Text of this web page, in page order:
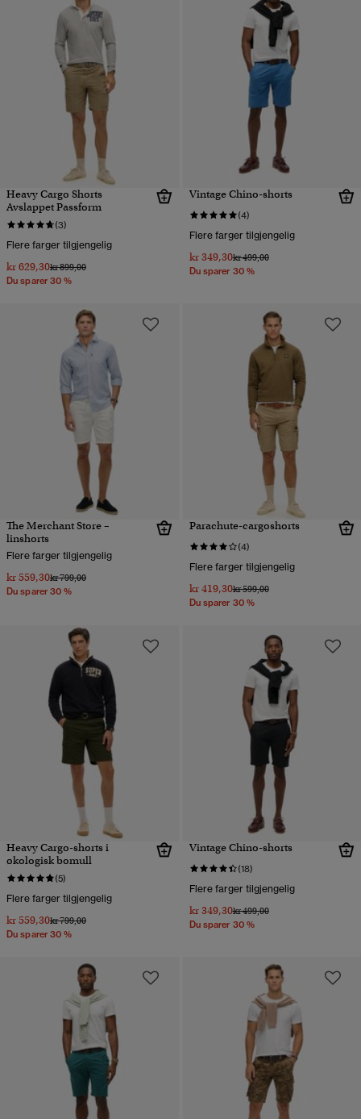
Heavy Cargo Shorts
Avslappet Passform
(3)
Flere farger tilgjengelig
kr 629,30Pris nedsatt fra
kr 899,00til
Du sparer 30 %
Vintage Chino-shorts
(4)
Flere farger tilgjengelig
kr 349,30Pris nedsatt fra
kr 499,00til
Du sparer 30 %
The Merchant Store –
linshorts
Flere farger tilgjengelig
kr 559,30Pris nedsatt fra
kr 799,00til
Du sparer 30 %
Parachute-cargoshorts
(4)
Flere farger tilgjengelig
kr 419,30Pris nedsatt fra
kr 599,00til
Du sparer 30 %
Heavy Cargo-shorts i
økologisk bomull
(5)
Flere farger tilgjengelig
kr 559,30Pris nedsatt fra
kr 799,00til
Du sparer 30 %
Vintage Chino-shorts
(18)
Flere farger tilgjengelig
kr 349,30Pris nedsatt fra
kr 499,00til
Du sparer 30 %